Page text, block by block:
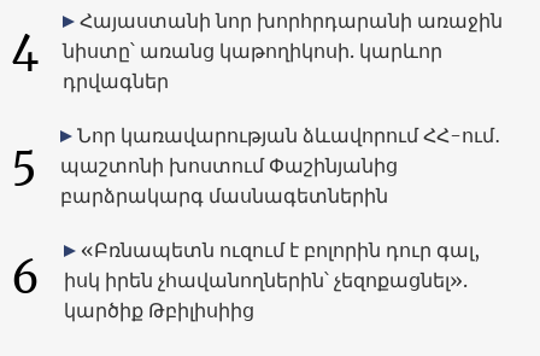
4
Հայաստանի նոր խորհրդարանի առաջին
նիստը՝ առանց կաթողիկոսի. կարևոր
դրվագներ
5
Նոր կառավարության ձևավորում ՀՀ-ում․
պաշտոնի խոստում Փաշինյանից
բարձրակարգ մասնագետներին
6
«Բռնապետն ուզում է բոլորին դուր գալ,
իսկ իրեն չհավանողներին՝ չեզոքացնել».
կարծիք Թբիլիսիից